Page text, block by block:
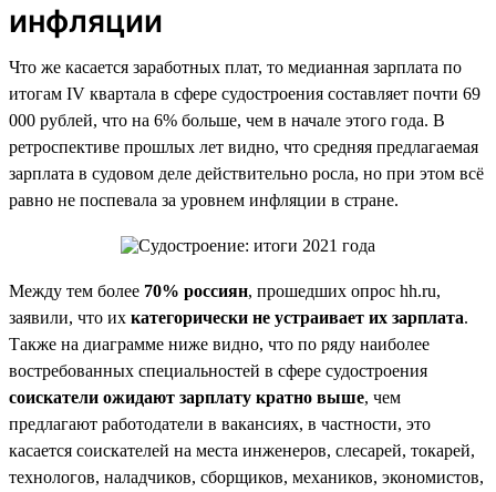
инфляции
Что же касается заработных плат, то медианная зарплата по
итогам IV квартала в сфере судостроения составляет почти 69
000 рублей, что на 6% больше, чем в начале этого года. В
ретроспективе прошлых лет видно, что средняя предлагаемая
зарплата в судовом деле действительно росла, но при этом всё
равно не поспевала за уровнем инфляции в стране.
Между тем более 70% россиян, прошедших опрос hh.ru,
заявили, что их категорически не устраивает их зарплата.
Также на диаграмме ниже видно, что по ряду наиболее
востребованных специальностей в сфере судостроения
соискатели ожидают зарплату кратно выше, чем
предлагают работодатели в вакансиях, в частности, это
касается соискателей на места инженеров, слесарей, токарей,
технологов, наладчиков, сборщиков, механиков, экономистов,